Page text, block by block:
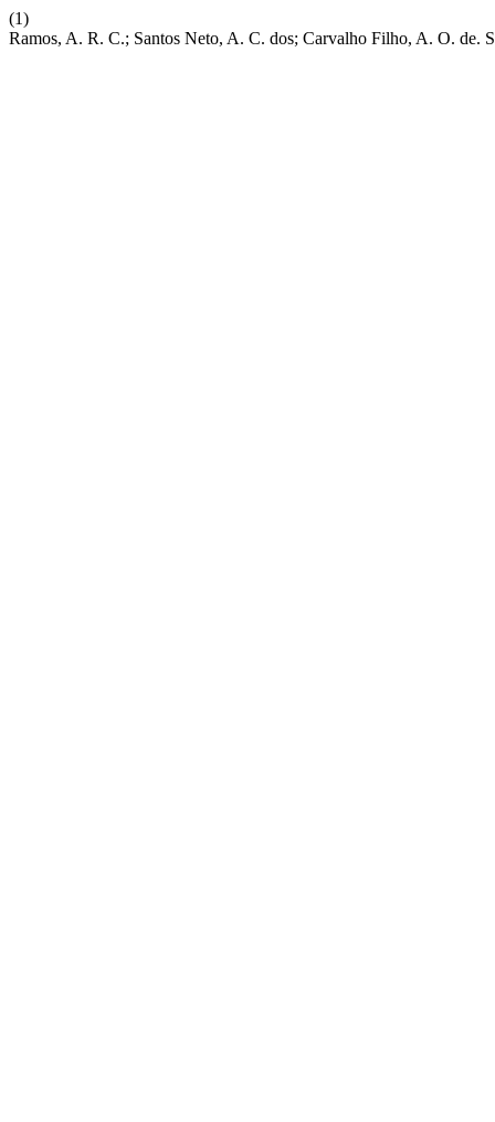
(1)
Ramos, A. R. C.; Santos Neto, A. C. dos; Carvalho Filho, A. O. de.